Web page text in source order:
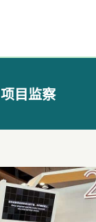
项目监察